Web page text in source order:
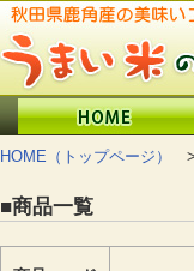
HOME（トップページ）
■商品一覧